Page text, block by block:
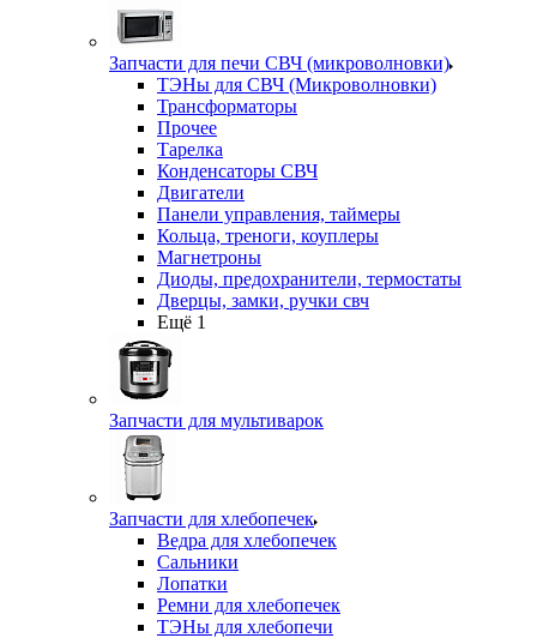
Запчасти для печи СВЧ (микроволновки)
ТЭНы для СВЧ (Микроволновки)
Трансформаторы
Прочее
Тарелка
Конденсаторы СВЧ
Двигатели
Панели управления, таймеры
Кольца, треноги, коуплеры
Магнетроны
Диоды, предохранители, термостаты
Дверцы, замки, ручки свч
Ещё 1
Запчасти для мультиварок
Запчасти для хлебопечек
Ведра для хлебопечек
Сальники
Лопатки
Ремни для хлебопечек
ТЭНы для хлебопечи